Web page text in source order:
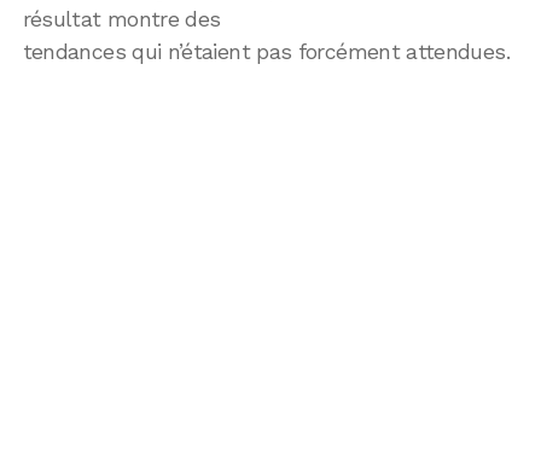
résultat montre des
tendances qui n’étaient pas forcément attendues.